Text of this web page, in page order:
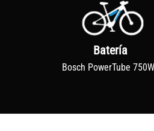
Batería
Bosch PowerTube